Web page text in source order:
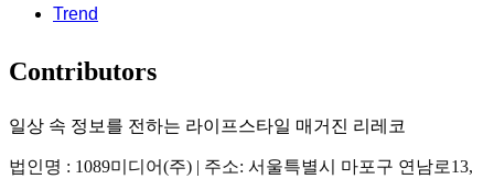
Trend
Contributors
일상 속 정보를 전하는 라이프스타일 매거진 리레코
법인명 : 1089미디어(주) | 주소: 서울특별시 마포구 연남로13,